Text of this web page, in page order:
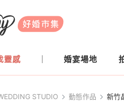
婚市集
靈感 婚宴場地
STUDIO 動態作品